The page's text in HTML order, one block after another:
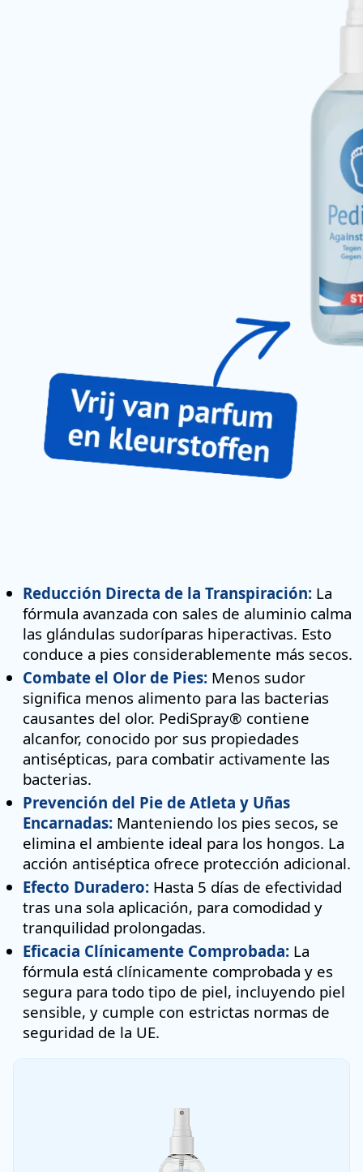
Reducción Directa de la Transpiración: La
fórmula avanzada con sales de aluminio calma
las glándulas sudoríparas hiperactivas. Esto
conduce a pies considerablemente más secos.
Combate el Olor de Pies: Menos sudor
significa menos alimento para las bacterias
causantes del olor. PediSpray® contiene
alcanfor, conocido por sus propiedades
antisépticas, para combatir activamente las
bacterias.
Prevención del Pie de Atleta y Uñas
Encarnadas: Manteniendo los pies secos, se
elimina el ambiente ideal para los hongos. La
acción antiséptica ofrece protección adicional.
Efecto Duradero: Hasta 5 días de efectividad
tras una sola aplicación, para comodidad y
tranquilidad prolongadas.
Eficacia Clínicamente Comprobada: La
fórmula está clínicamente comprobada y es
segura para todo tipo de piel, incluyendo piel
sensible, y cumple con estrictas normas de
seguridad de la UE.